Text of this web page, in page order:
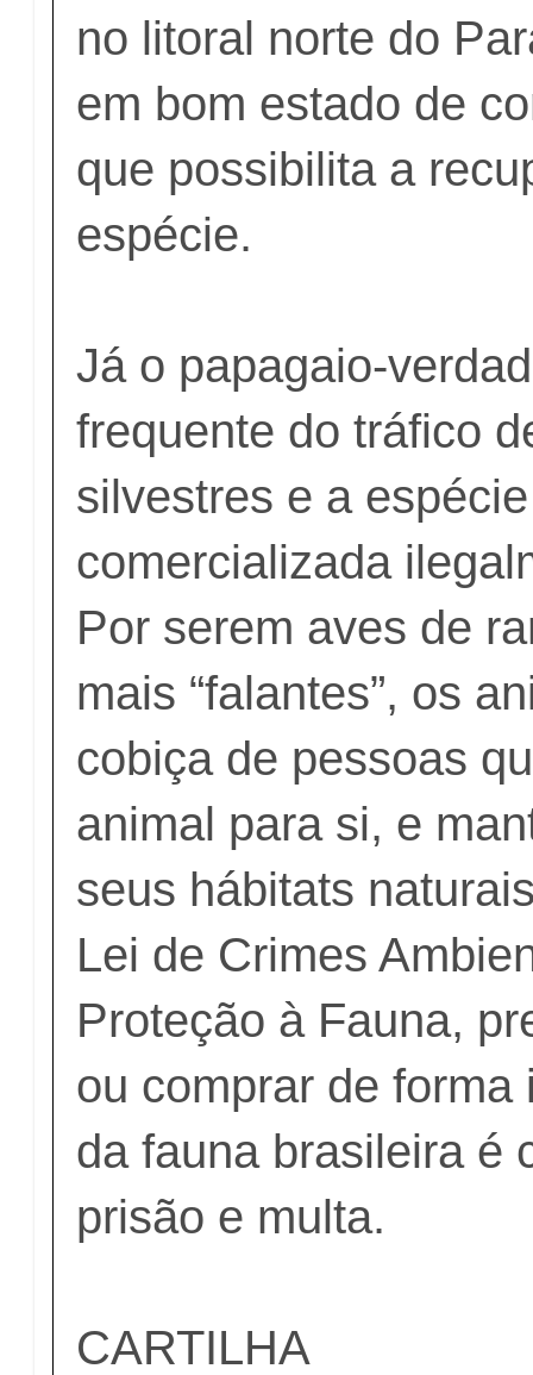
no litoral norte do
em bom estado de
que possibilita a
espécie.
Já o papagaio-
frequente do tráfico
silvestres e a
comercializada
Por serem aves de
mais “falantes”, os
cobiça de pessoas
animal para si, e
seus hábitats
Lei de Crimes
Proteção à Fauna,
ou comprar de forma
da fauna brasileira é
prisão e multa.
CARTILHA